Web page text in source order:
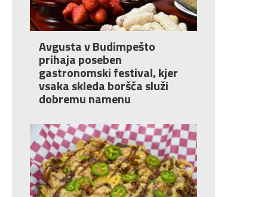
Avgusta v Budimpešto
prihaja poseben
gastronomski festival, kjer
vsaka skleda boršča služi
dobremu namenu